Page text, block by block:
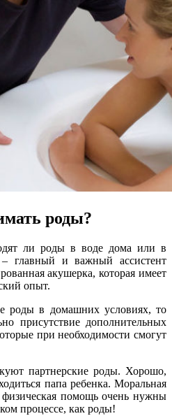
роды?
ли роды в воде дома или в
главный и важный ассистент
акушерка, которая имеет
опыт.
роды в домашних условиях, то
присутствие дополнительных
при необходимости смогут
партнерские роды. Хорошо,
папа ребенка. Моральная
помощь очень нужны
процессе, как роды!